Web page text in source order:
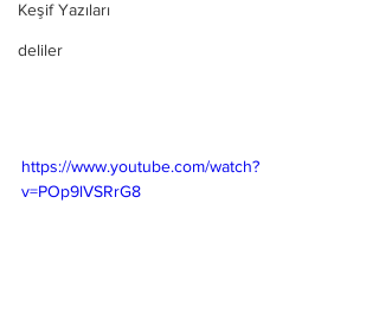
Keşif Yazıları
deliler
https://www.youtube.com/watch?
v=POp9lVSRrG8